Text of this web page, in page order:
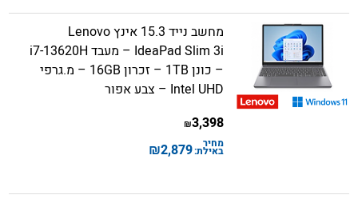
מחשב נייד 15.3 אינץ Lenovo
IdeaPad Slim 3i – מעבד i7-13620H
– כונן 1TB – זכרון 16GB – מ.גרפי
Intel UHD – צבע אפור
3,398
₪
מחיר
באילת:2,879
₪